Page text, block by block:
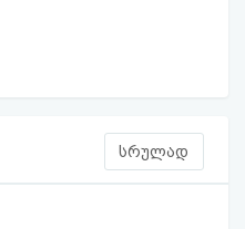
სრულად